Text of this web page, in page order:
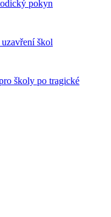
pokyn
škol
školy po tragické